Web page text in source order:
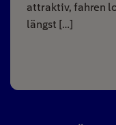
attraktiv, fahren
längst […]